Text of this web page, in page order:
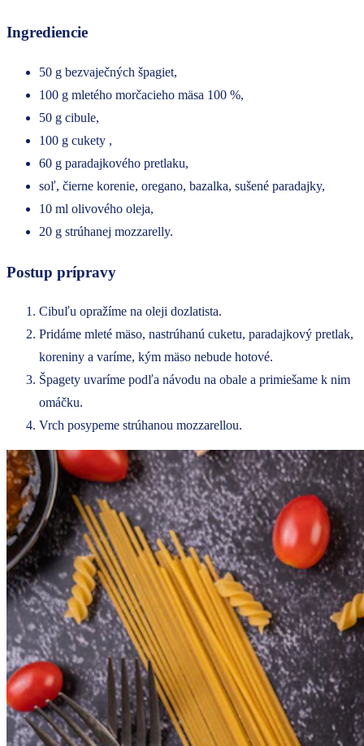
Ingrediencie
50 g bezvaječných špagiet,
100 g mletého morčacieho mäsa 100 %,
50 g cibule,
100 g cukety ,
60 g paradajkového pretlaku,
soľ, čierne korenie, oregano, bazalka, sušené paradajky,
10 ml olivového oleja,
20 g strúhanej mozzarelly.
Postup prípravy
Cibuľu opražíme na oleji dozlatista.
Pridáme mleté mäso, nastrúhanú cuketu, paradajkový pretlak,
koreniny a varíme, kým mäso nebude hotové.
Špagety uvaríme podľa návodu na obale a primiešame k nim
omáčku.
Vrch posypeme strúhanou mozzarellou.